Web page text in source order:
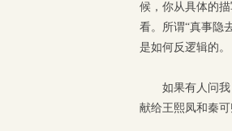
候，你从具体的
看。所谓“真事隐
是如何反逻辑的。
如果有人问
献给王熙凤和秦